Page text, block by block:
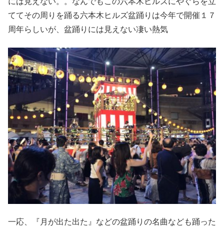
ててその周りを踊る六本木ヒルズ盆踊りは今年で開催１７
周年らしいが、盆踊りには見えない凄い熱気
一応、『月が出た出た』などの盆踊りの名曲なども踊った